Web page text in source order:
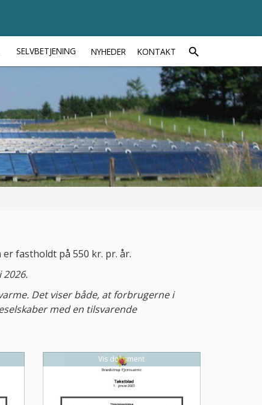
SELVBETJENING NYHEDER KONTAKT
fastholdt på 550 kr. pr. år.
2026.
Det viser både, at forbrugerne i
med en tilsvarende
Vis dokument